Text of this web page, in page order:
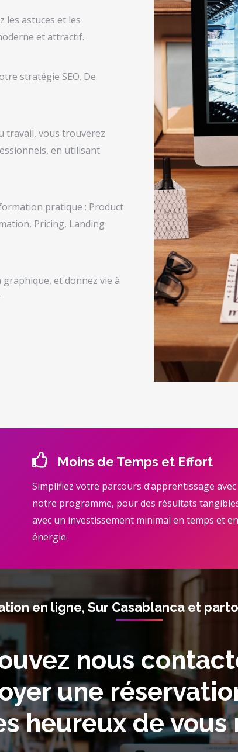
les astuces et les
et attractif.
stratégie SEO. De
travail, vous trouverez
en utilisant
pratique : Product
Pricing, Landing
et donnez vie à
Moins de Temps et Effort
Simplifiez votre parcours d’apprentissage avec
notre programme, pour des résultats
avec un investissement minimal en temps et en
énergie.
en ligne, Sur Casablanca et
nous
une
heureux de